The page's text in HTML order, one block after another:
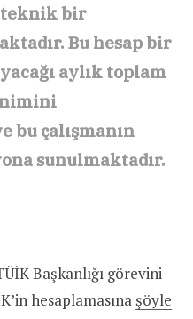
bir
Bu hesap bir
aylık toplam
bu çalışmanın
sunulmaktadır.
Başkanlığı görevini
hesaplamasınaşöyle